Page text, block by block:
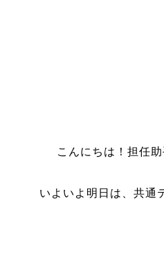
こんにちは！担任
いよいよ明日は、共通